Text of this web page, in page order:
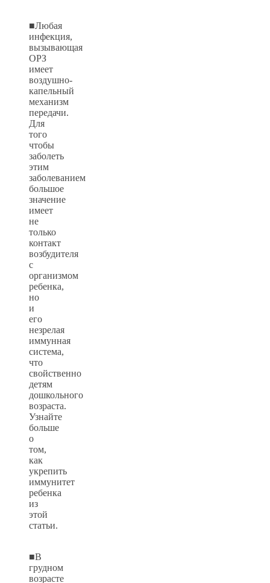
■Любая
инфекция,
вызывающая
ОРЗ
имеет
воздушно-
капельный
механизм
передачи.
Для
того
чтобы
заболеть
этим
заболеванием
большое
значение
имеет
не
только
контакт
возбудителя
с
организмом
ребенка,
но
и
его
незрелая
иммунная
система,
что
свойственно
детям
дошкольного
возраста.
Узнайте
больше
о
том,
как
укрепить
иммунитет
ребенка
из
этой
статьи.
■В
грудном
возрасте